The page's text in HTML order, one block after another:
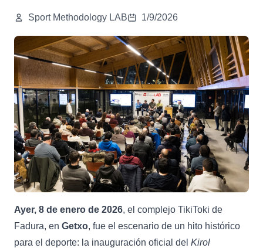
Sport Methodology LAB 1/9/2026
Ayer, 8 de enero de 2026, el complejo TikiToki de
Fadura, en Getxo, fue el escenario de un hito histórico
para el deporte: la inauguración oficial del Kirol